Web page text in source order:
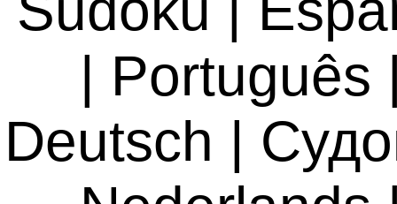
| Português
Deutsch |